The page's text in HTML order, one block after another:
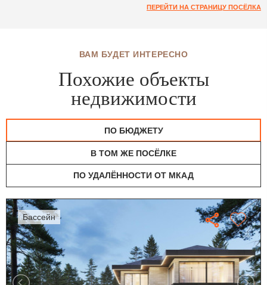
ПЕРЕЙТИ НА СТРАНИЦУ ПОСЁЛКА
ВАМ БУДЕТ ИНТЕРЕСНО
Похожие объекты
недвижимости
ПО БЮДЖЕТУ
В ТОМ ЖЕ ПОСЁЛКЕ
ПО УДАЛЁННОСТИ ОТ МКАД
бассейн